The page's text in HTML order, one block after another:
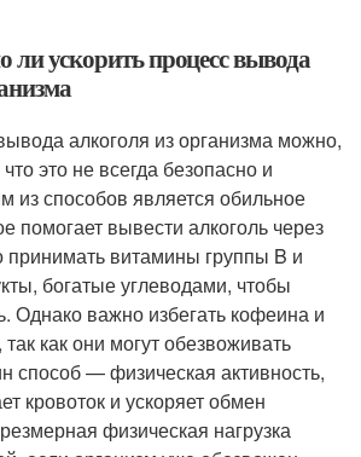
ускорить процесс вывода
алкоголя из организма можно,
это не всегда безопасно и
из способов является обильное
помогает вывести алкоголь через
витамины группы B и
богатые углеводами, чтобы
Однако важно избегать кофеина и
как они могут обезвоживать
способ — физическая активность,
кровоток и ускоряет обмен
физическая нагрузка